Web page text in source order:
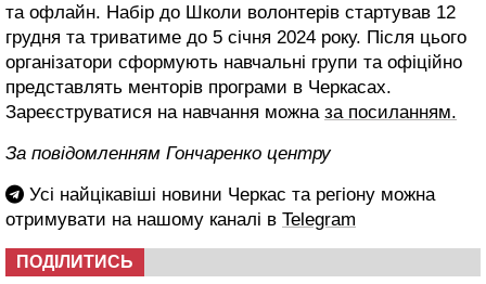
та офлайн. Набір до Школи волонтерів стартував 12
грудня та триватиме до 5 січня 2024 року. Після цього
організатори сформують навчальні групи та офіційно
представлять менторів програми в Черкасах.
Зареєструватися на навчання можна за посиланням.
За повідомленням Гончаренко центру
Усі найцікавіші новини Черкас та регіону можна
отримувати на нашому каналі в Telegram
ПОДІЛИТИСЬ